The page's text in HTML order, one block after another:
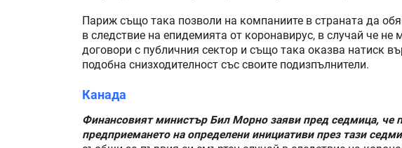
Париж също така позволи на компаниите в страната да
в следствие на епидемията от коронавирус, в случай че
договори с публичния сектор и също така оказва натиск
подобна снизходителност със своите подизпълнители.
Канада
Финансовият министър Бил Морно заяви пред седмица, че
предприемането на определени инициативи през тази